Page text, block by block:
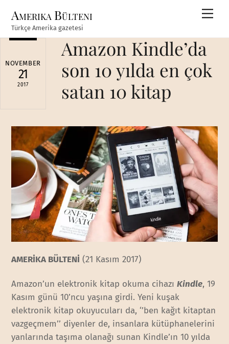
content
Amerika Bülteni
Türkçe Amerika gazetesi
NOVEMBER
21
2017
Amazon Kindle’da
son 10 yılda en çok
satan 10 kitap
AMERİKA BÜLTENİ (21 Kasım 2017)
Amazon’un elektronik kitap okuma cihazıKindle, 19
Kasım günü 10’ncu yaşına girdi. Yeni kuşak
elektronik kitap okuyucuları da, ‘’ben kağıt kitaptan
vazgeçmem’’ diyenler de, insanlara kütüphanelerini
yanlarında taşıma olanağı sunan Kindle’ın 10 yılda